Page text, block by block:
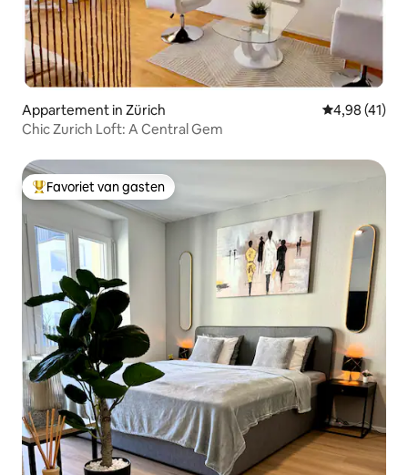
Appartement in Zürich Gemiddelde
4,98 (41)
Chic Zurich Loft: A Central Gem
Topfavoriet van gasten
Favoriet van gasten